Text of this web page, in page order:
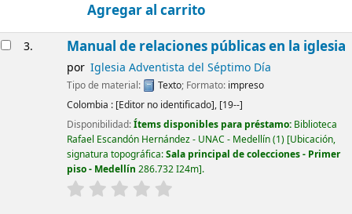
Agregar al carrito
3. Manual de relaciones públicas en la iglesia
por Iglesia Adventista del Séptimo Día
Tipo de material: Texto; Formato: impreso
Colombia : [Editor no identificado], [19--]
Disponibilidad:Ítems disponibles para préstamo: Biblioteca
Rafael Escandón Hernández - UNAC - Medellín(1) Ubicación,
signatura topográfica:Sala principal de colecciones - Primer
piso - Medellín 286.732 I24m .
valoración